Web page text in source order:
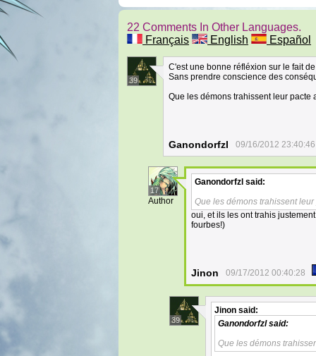
22 Comments In Other Languages.
Français
English Español
39
C'est une bonne réfléxion sur le fait
Sans prendre conscience des
Que les démons trahissent leur pacte
Ganondorfzl 09/16/2012 23:40:46
17
Author
Ganondorfzl said:
Que les démons trahissent
oui, et ils les ont trahis
fourbes!)
Jinon 09/17/2012 00:40:28
39
Jinon said:
Ganondorfzlsaid:
Que les démons